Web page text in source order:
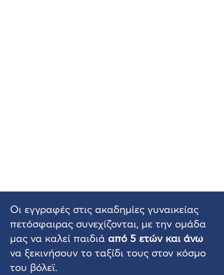
Οι εγγραφές στις ακαδημίες γυναικείας
πετόσφαιρας συνεχίζονται, με την ομάδα
μας να καλεί παιδιά από 5 ετών και άνω
να ξεκινήσουν το ταξίδι τους στον κόσμο
του βόλεϊ.